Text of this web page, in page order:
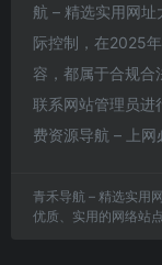
航 – 精选实用网址
际控制，在2025
容，都属于合规合
联系网站管理员进
费资源导航 – 上网
青禾导航 – 精选实用
优质、实用的网络站